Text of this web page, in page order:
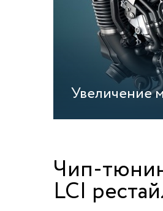
Увеличение
Чип-
LCI